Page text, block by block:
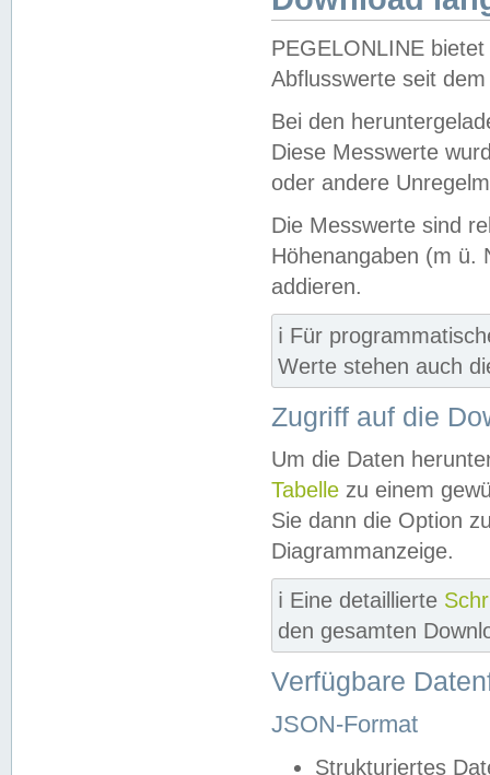
PEGELONLINE
Abflusswerte seit
Bei den
Diese Messwerte
oder andere
Die Messwerte sind
Höhenangaben (m ü.
addieren.
ℹ️ Für
Werte stehen auch
Zugriff auf die
Um die Daten
Tabelle zu einem
Sie dann die Option
Diagrammanzeige.
ℹ️ Eine detaillierte
den gesamten
Verfügbare
JSON-Format
Strukturiertes